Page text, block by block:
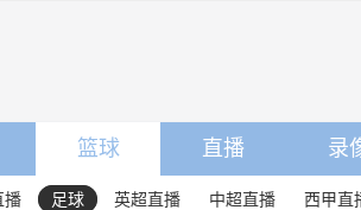
篮球 直播 录
播 足球 英超直播 中超直播 西甲直